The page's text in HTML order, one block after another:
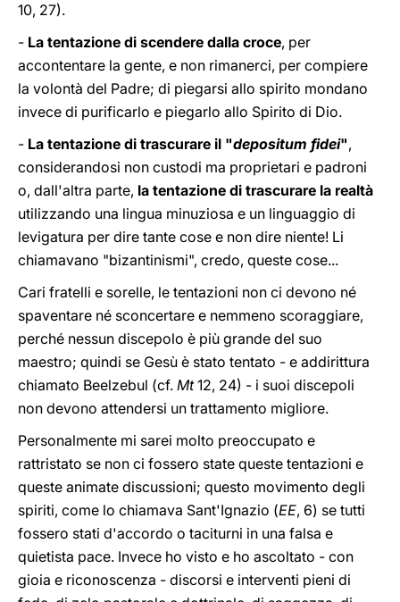
10, 27).
- La tentazione di scendere dalla croce, per
accontentare la gente, e non rimanerci, per compiere
la volontà del Padre; di piegarsi allo spirito mondano
invece di purificarlo e piegarlo allo Spirito di Dio.
- La tentazione di trascurare il "depositum fidei",
considerandosi non custodi ma proprietari e padroni
o, dall'altra parte, la tentazione di trascurare la realtà
utilizzando una lingua minuziosa e un linguaggio di
levigatura per dire tante cose e non dire niente! Li
chiamavano "bizantinismi", credo, queste cose...
Cari fratelli e sorelle, le tentazioni non ci devono né
spaventare né sconcertare e nemmeno scoraggiare,
perché nessun discepolo è più grande del suo
maestro; quindi se Gesù è stato tentato - e addirittura
chiamato Beelzebul (cf. Mt12, 24) - i suoi discepoli
non devono attendersi un trattamento migliore.
Personalmente mi sarei molto preoccupato e
rattristato se non ci fossero state queste tentazioni e
queste animate discussioni; questo movimento degli
spiriti, come lo chiamava Sant'Ignazio (EE, 6) se tutti
fossero stati d'accordo o taciturni in una falsa e
quietista pace. Invece ho visto e ho ascoltato - con
gioia e riconoscenza - discorsi e interventi pieni di